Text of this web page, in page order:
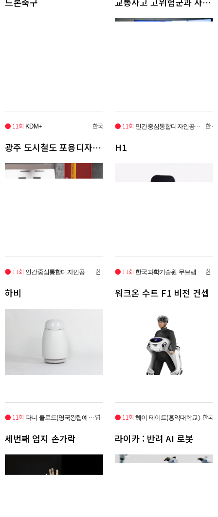
● 11회 KDM+ 한국
광주 도시철도 포용디자인 프로젝트
● 11회 인간중심통합디자인공학 연구실(홍익대학 한국
H1
● 11회 인간중심통합디자인공학 연구실(홍익대학 한국
하비
● 11회 한국과학기술원 무브랩 x 엔젤로보틱스 한국
워크온 수트 F1 비전 컨셉
● 11회 다니 클로드(영국왕립예술학교, 케임브 영국
세번째 엄지 손가락
● 11회 헤이 테이트(홍익대학교) 한국
라이카 : 반려 AI 로봇